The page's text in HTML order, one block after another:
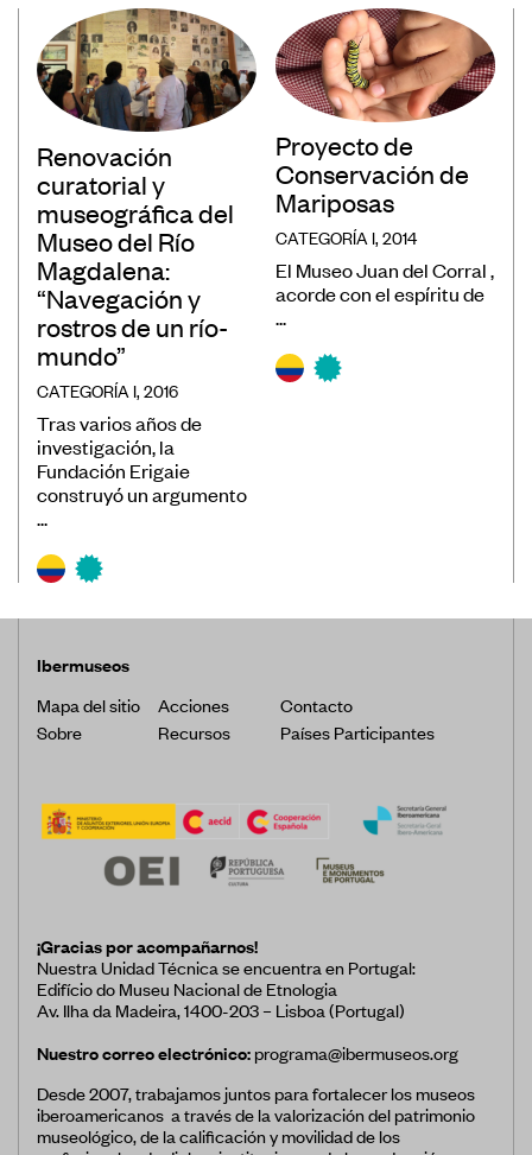
Panorama de los museos en
Iberoamérica
Banco de Buenas Prácticas
Convocatorias
Publicaciones Ibermuseos
Centro de Documentación
Noticias
Plataforma de Diagnósticos
Póngase en contacto
Suscríbase a nuestro boletín de
Renovación
curatorial y
museográfica del
Museo del Río
Magdalena:
“Navegación y
rostros de un río-
mundo”
CATEGORÍA I, 2016
Tras varios años de
investigación, la
Fundación Erigaie
construyó un argumento
...
Proyecto de
Conservación de
Mariposas
CATEGORÍA I, 2014
El Museo Juan del Corral ,
acorde con el espíritu de
...
Ibermuseos
Mapa del sitio
Acciones
Contacto
Sobre
Recursos Países Participantes
¡Gracias por acompañarnos!
Nuestra Unidad Técnica se encuentra en Portugal:
Edifício do Museu Nacional de Etnologia
Av. Ilha da Madeira, 1400-203 – Lisboa (Portugal)
Nuestro correo electrónico:programa@ibermuseos.org
Desde 2007, trabajamos juntos para fortalecer los museos
iberoamericanos a través de la valorización del patrimonio
museológico, de la calificación y movilidad de los